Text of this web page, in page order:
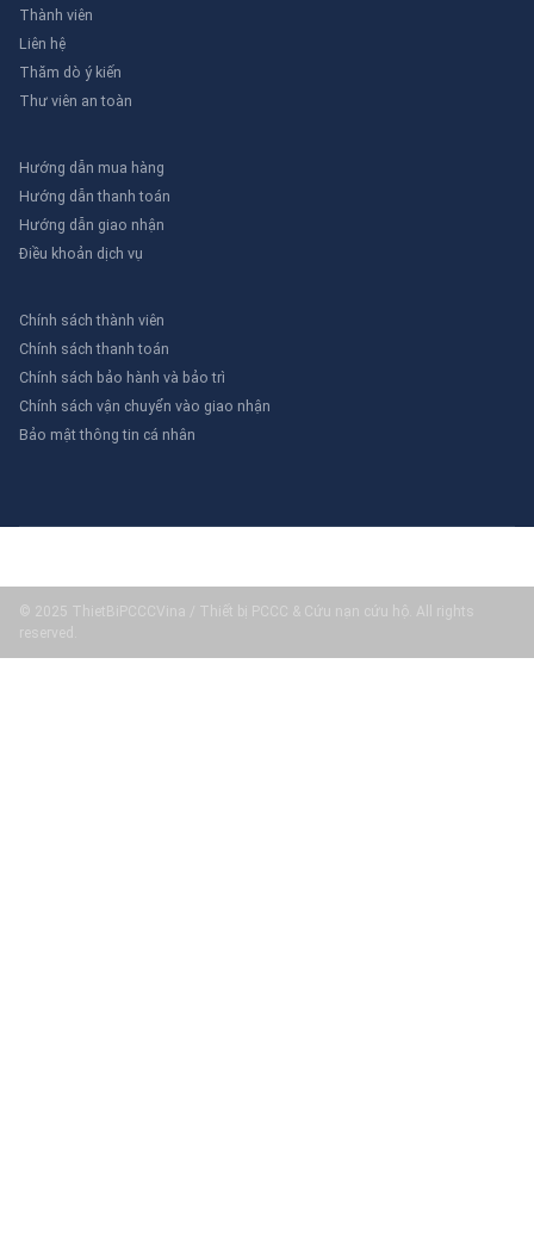
Thành viên
Liên hệ
Thăm dò ý kiến
Thư viên an toàn
Hướng dẫn mua hàng
Hướng dẫn thanh toán
Hướng dẫn giao nhận
Điều khoản dịch vụ
Chính sách thành viên
Chính sách thanh toán
Chính sách bảo hành và bảo trì
Chính sách vận chuyển vào giao nhận
Bảo mật thông tin cá nhân
© 2025 ThietBiPCCCVina / Thiết bị PCCC & Cứu nạn cứu hộ. All rights
reserved.